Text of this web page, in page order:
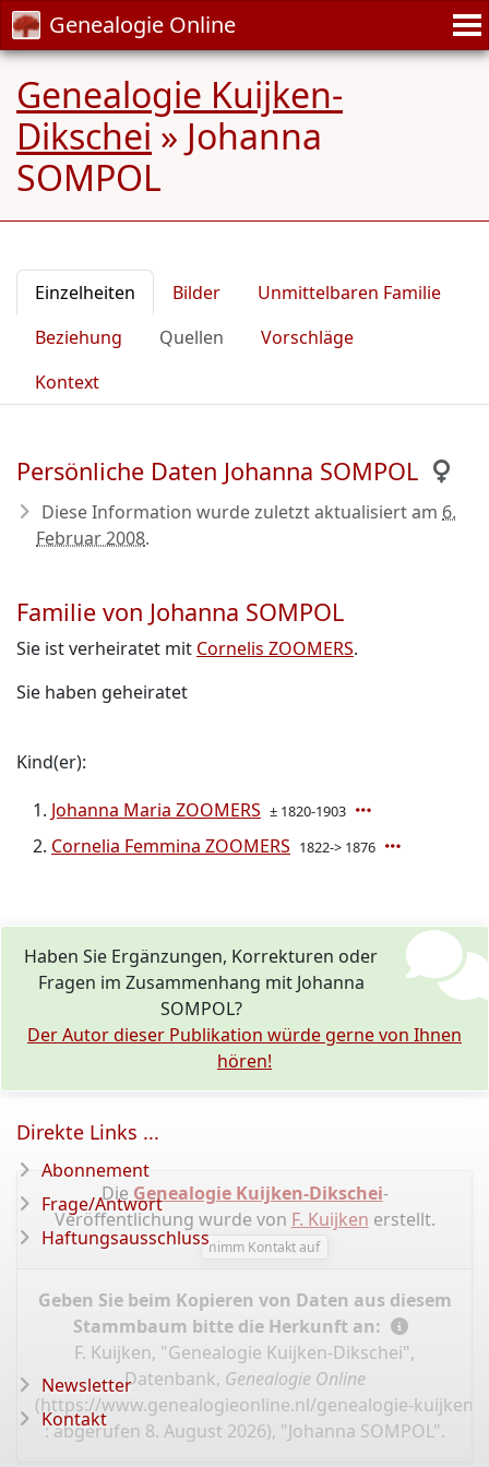
Genealogie Online
Genealogie Kuijken-
Dikschei » Johanna
SOMPOL
Einzelheiten Bilder
Unmittelbaren Familie
Beziehung
Quellen
Vorschläge
Kontext
Persönliche Daten Johanna SOMPOL
Diese Information wurde zuletzt aktualisiert am 6.
Februar 2008.
Familie von Johanna SOMPOL
Sie ist verheiratet mit Cornelis ZOOMERS.
Sie haben geheiratet
Kind(er):
Johanna Maria ZOOMERS ± 1820-1903
Cornelia Femmina ZOOMERS 1822-> 1876
Haben Sie Ergänzungen, Korrekturen oder
Fragen im Zusammenhang mit Johanna
SOMPOL?
Der Autor dieser Publikation würde gerne von Ihnen
hören!
Die Genealogie Kuijken-Dikschei-
Veröffentlichung wurde von F. Kuijken erstellt.
nimm Kontakt auf
Geben Sie beim Kopieren von Daten aus diesem
Stammbaum bitte die Herkunft an:
F. Kuijken, "Genealogie Kuijken-Dikschei",
Datenbank, Genealogie Online
(https://www.genealogieonline.nl/genealogie-kuijken-
: abgerufen 8. August 2026), "Johanna SOMPOL".
Direkte Links ...
Abonnement
Frage/Antwort
Haftungsausschluss
Newsletter
Kontakt